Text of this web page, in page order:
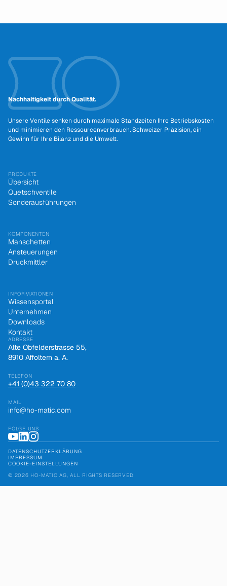
Nachhaltigkeit durch Qualität.
Unsere Ventile senken durch maximale Standzeiten Ihre Betriebskosten
und minimieren den Ressourcenverbrauch. Schweizer Präzision, ein
Gewinn für Ihre Bilanz und die Umwelt.
PRODUKTE
Übersicht
Quetschventile
Sonderausführungen
KOMPONENTEN
Manschetten
Ansteuerungen
Druckmittler
INFORMATIONEN
Wissensportal
Unternehmen
Downloads
Kontakt
ADRESSE
Alte Obfelderstrasse 55,
8910 Affoltern a. A.
TELEFON
+41 (0)43 322 70 80
MAIL
info@ho-matic.com
FOLGE UNS
DATENSCHUTZERKLÄRUNG
IMPRESSUM
COOKIE-EINSTELLUNGEN
© 2026 HO-MATIC AG, ALL RIGHTS RESERVED